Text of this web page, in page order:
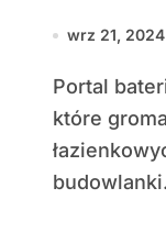
wrz 21, 2024
Portal baterie-lazienkowe.com.pl to miejsce,
które